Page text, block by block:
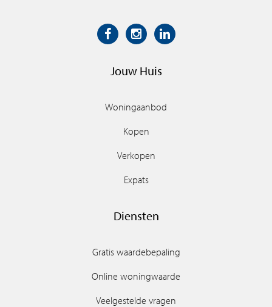
Jouw Huis
Woningaanbod
Kopen
Verkopen
Expats
Diensten
Gratis waardebepaling
Online woningwaarde
Veelgestelde vragen